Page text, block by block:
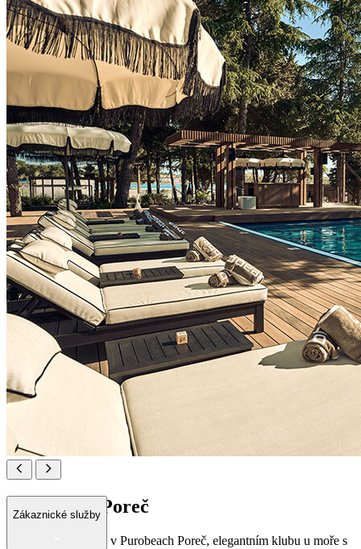
Pical rooftop bar by Laurent Perrier se nachází na vyvýšeném místě
s překrásným výhledem na Poreč a nabízí více než 50 druhů
šumivých vín, inovativní koktejly, gurmánské občerstvení a DJ sety
v elegantním přímořském prostředí.
Pical Resort, Valamar Collection
Zvláštnosti
rooftop terasa s velkolepým výhledem na staré jádro Poreče
velký výběr sektů a šampaňského zahrnující více než 50 etiket
koktejly s podpisem připravené z inovativních ingrediencí a
místního koření
špičkové delikatesy včetně ústřic, gurmánských sendvičů,
signature tataráků, domácích humrových tacos, osvěžujícího
sezónního ovoce a řemeslné zmrzliny
každodenní vystoupení rezidenčního DJ, dvakrát týdně
dynamické vystoupení s perkusemi a saxofonem živě
exkluzivní zóna pouze pro dospělé
Razpoložljivost barov je odvisna od sezone.
Purobeach Poreč
Užijte si rytmus léta v Purobeach Poreč, elegantním klubu u moře s
Zákaznické služby